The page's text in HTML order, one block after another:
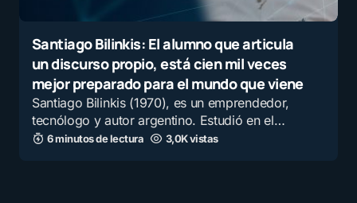
Santiago Bilinkis: El alumno que articula
un discurso propio, está cien mil veces
mejor preparado para el mundo que viene
Santiago Bilinkis (1970), es un emprendedor,
tecnólogo y autor argentino. Estudió en el…
6 minutos de lectura 3,0K vistas